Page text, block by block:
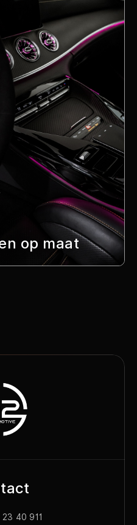
op maat
40 911